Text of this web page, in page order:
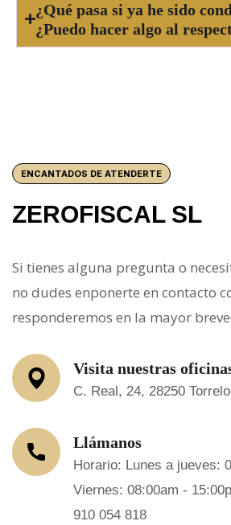
¿Qué pasa si ya he sido
¿Puedo hacer algo al
ENCANTADOS DE ATENDERTE
ZEROFISCAL SL
Si tienes alguna pregunta o
no dudes enponerte en contacto
responderemos en la mayor
Visita nuestras
C. Real, 24, 28250
Llámanos
Horario: Lunes a jueves:
Viernes: 08:00am -
910 054 818